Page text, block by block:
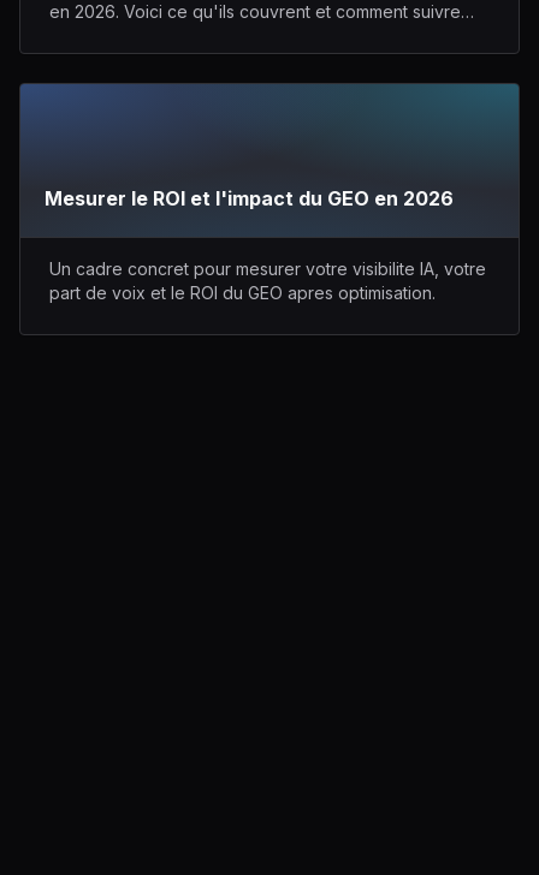
en 2026. Voici ce qu'ils couvrent et comment suivre
Mesurer le ROI et l'impact du GEO en 2026
Un cadre concret pour mesurer votre visibilite IA, votre
part de voix et le ROI du GEO apres optimisation.